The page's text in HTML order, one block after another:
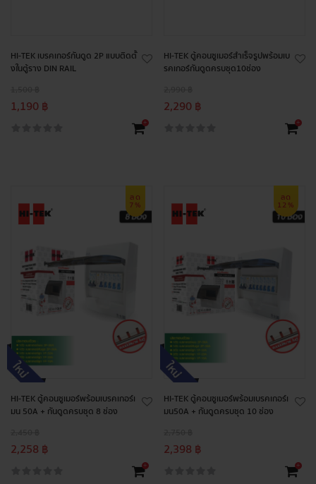
HI-TEK เบรคเกอร์กันดูด 2P แบบติดตั้
งในตู้ราง DIN RAIL
1,190 ฿
+
HI-TEK ตู้คอนซูเมอร์สำเร็จรูปพร้อมเบ
รคเกอร์กันดูดครบชุด10ช่อง
2,290 ฿
+
ลด
7%
HI-TEK ตู้คอนซูเมอร์พร้อมเบรคเกอร์เ
มน 50A + กันดูดครบชุด 8 ช่อง
2,258 ฿
+
ลด
12%
HI-TEK ตู้คอนซูเมอร์พร้อมเบรคเกอร์เ
มน50A + กันดูดครบชุด 10 ช่อง
2,398 ฿
+